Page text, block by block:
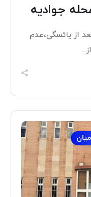
جوادیه
از یائسگی،عدم